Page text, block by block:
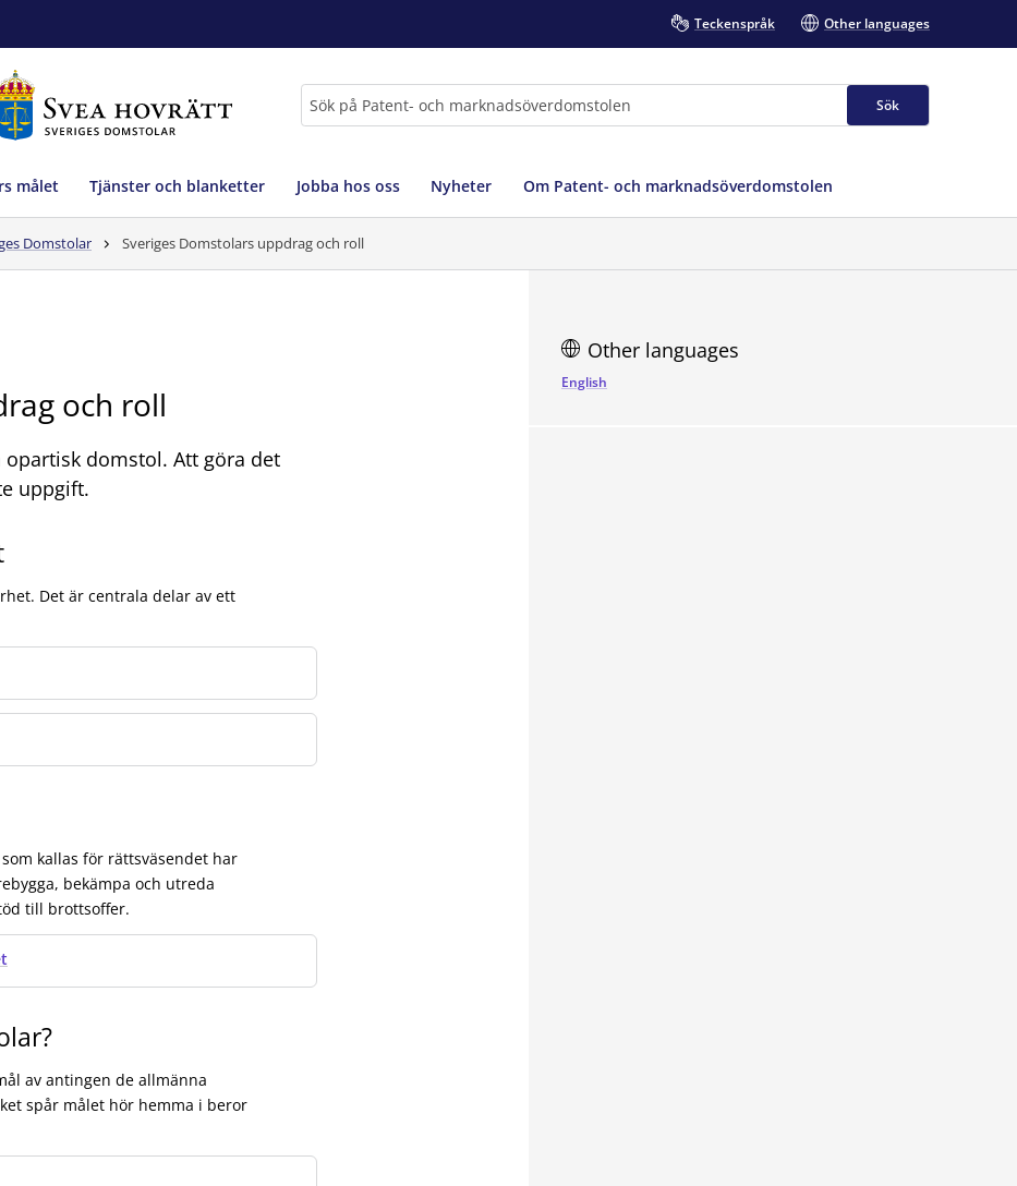
Teckenspråk Other languages
Sök
målet Tjänster och blanketter Jobba hos oss Nyheter Om Patent- och marknadsöverdomstolen
Domstolar Sveriges Domstolars uppdrag och roll
och roll
domstol. Att göra det
uppgift.
Det är centrala delar av ett
kallas för rättsväsendet har
bekämpa och utreda
till brottsoffer.
av antingen de allmänna
spår målet hör hemma i beror
Other languages
English